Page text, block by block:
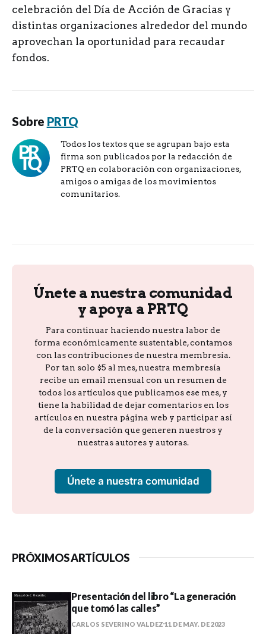
celebración del Día de Acción de Gracias y
distintas organizaciones alrededor del mundo
aprovechan la oportunidad para recaudar
fondos.
Sobre PRTQ
Todos los textos que se agrupan bajo esta
firma son publicados por la redacción de
PRTQ en colaboración con organizaciones,
amigos o amigas de los movimientos
comunitarios.
Únete a nuestra comunidad
y apoya a PRTQ
Para continuar haciendo nuestra labor de
forma económicamente sustentable, contamos
con las contribuciones de nuestra membresía.
Por tan solo $5 al mes, nuestra membresía
recibe un email mensual con un resumen de
todos los artículos que publicamos ese mes, y
tiene la habilidad de dejar comentarios en los
artículos en nuestra página web y participar así
de la conversación que generen nuestros y
nuestras autores y autoras.
Únete a nuestra comunidad
PRÓXIMOS ARTÍCULOS
Presentación del libro “La generación
que tomó las calles”
CARLOS SEVERINO VALDEZ 11 DE MAY. DE 2023